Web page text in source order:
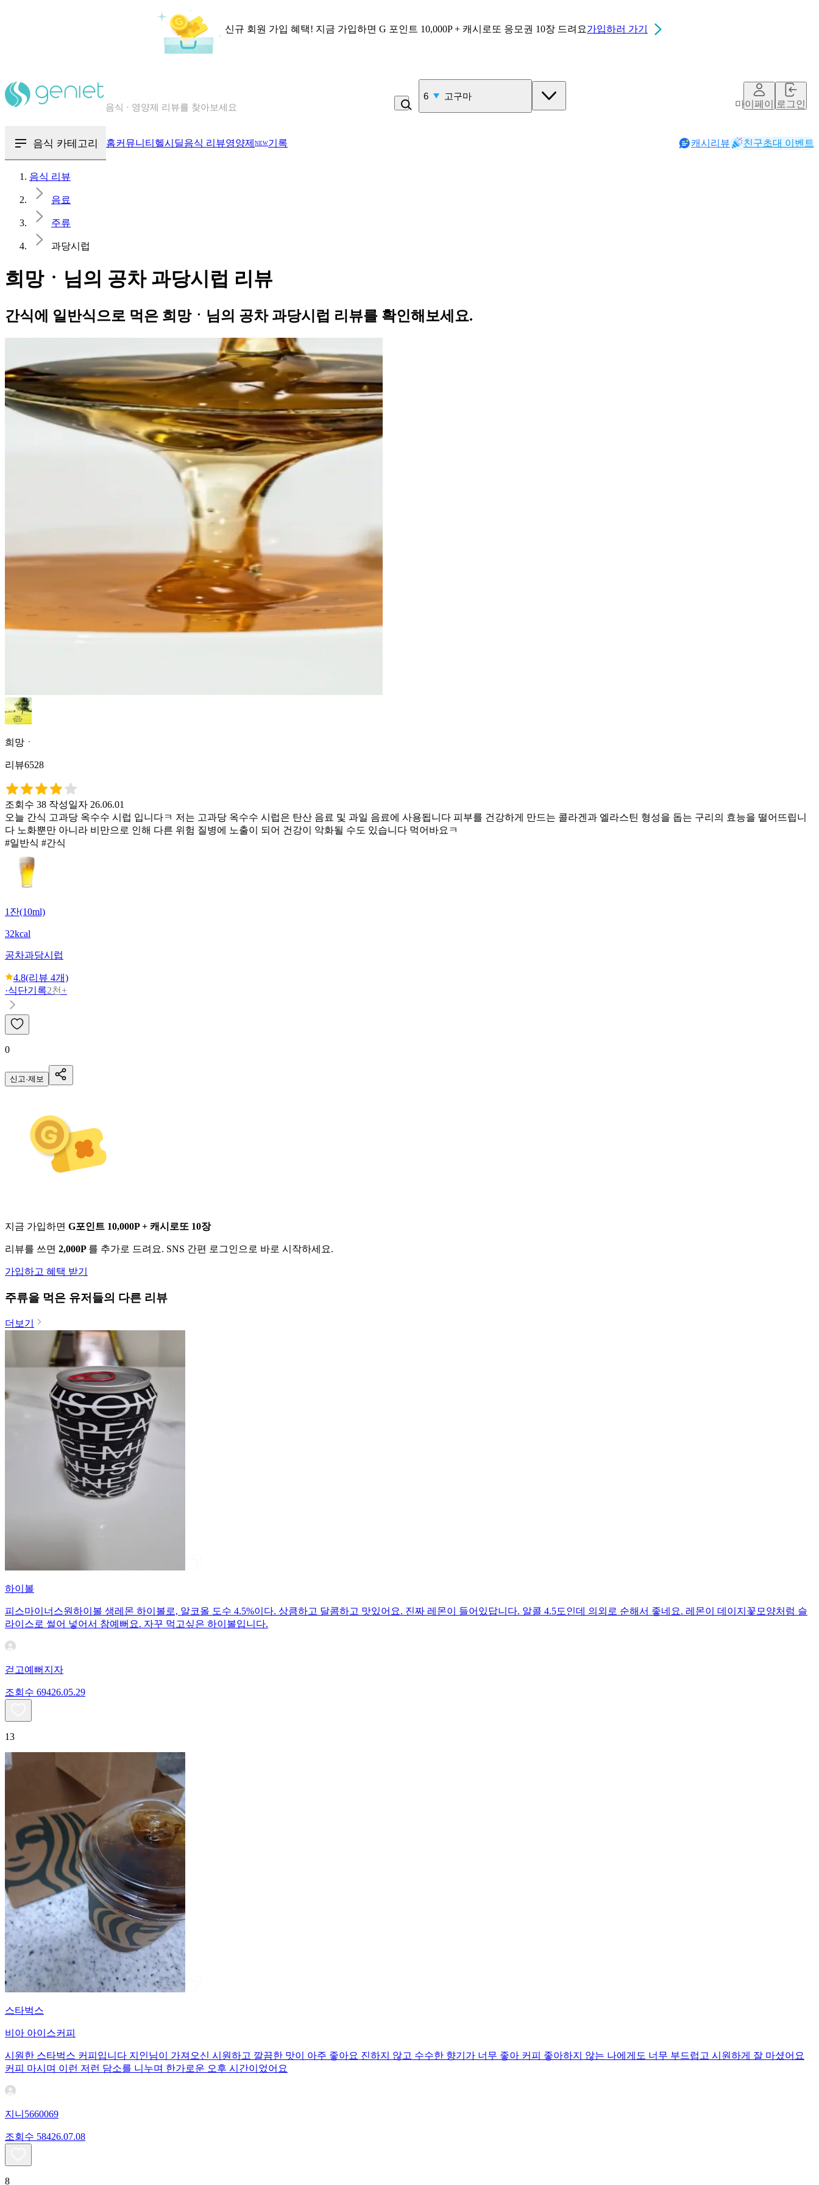
신규 회원 가입 혜택! 지금 가입하면 G 포인트 10,000P + 캐시로또 응모권 10장 드려요가입하러 가기
칼로리와 영양성분을 검색해보세요
6 고구마
마이페이지로그인
음식 카테고리 홈커뮤니티 헬시딜음식 리뷰영양제 NEW기록 캐시리뷰 친구초대 이벤트
음식 리뷰
음료
주류
과당시럽
희망ㆍ님의 공차 과당시럽 리뷰
간식에 일반식으로 먹은 희망ㆍ님의 공차 과당시럽 리뷰를 확인해보세요.
희망ㆍ
리뷰6528
조회수 38 작성일자 26.06.01
오늘 간식 고과당 옥수수 시럽 입니다ㅋ 저는 고과당 옥수수 시럽은 탄산 음료 및 과일 음료에 사용됩니다 피부를 건강하게 만드는 콜라겐과 엘라스틴 형성을 돕는 구리의 효능을 떨어뜨립니
다 노화뿐만 아니라 비만으로 인해 다른 위험 질병에 노출이 되어 건강이 악화될 수도 있습니다 먹어바요ㅋ
#일반식 #간식
1잔(10ml)
32kcal
공차과당시럽
4.8(리뷰 4개)
·식단기록2천+
0
신고·제보
지금 가입하면 G포인트 10,000P + 캐시로또 10장
리뷰를 쓰면 2,000P 를 추가로 드려요. SNS 간편 로그인으로 바로 시작하세요.
가입하고 혜택 받기
주류을 먹은 유저들의 다른 리뷰
더보기
하이볼
피스마이너스원하이볼 생레몬 하이볼로, 알코올 도수 4.5%이다. 상큼하고 달콤하고 맛있어요. 진짜 레몬이 들어있답니다. 알콜 4.5도인데 의외로 순해서 좋네요. 레몬이 데이지꽃모양처럼 슬
라이스로 썰어 넣어서 참예뻐요. 자꾸 먹고싶은 하이볼입니다.
걷고예뻐지자
조회수 69426.05.29
13
스타벅스
비아 아이스커피
시원한 스타벅스 커피입니다 지인님이 가져오신 시원하고 깔끔한 맛이 아주 좋아요 진하지 않고 수수한 향기가 너무 좋아 커피 좋아하지 않는 나에게도 너무 부드럽고 시원하게 잘 마셨어요
커피 마시며 이런 저런 담소를 니누며 한가로운 오후 시간이었어요
지니5660069
조회수 58426.07.08
8